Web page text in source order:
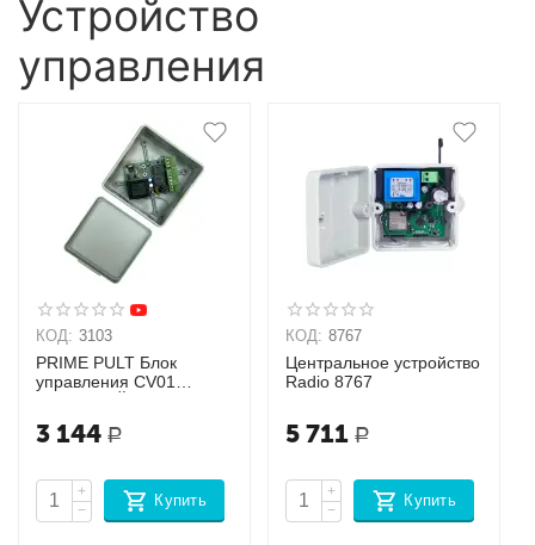
Устройство
управления
КОД: 3103
PRIME PULT Блок
управления CV01
3 144 Р
+
−
Купить
КОД: 8767
Центральное устройство
Radio 8767
5 711 Р
+
−
Купить